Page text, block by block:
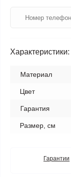
Характеристики:
Материал
Цвет
Гарантия
Размер, см
Гарантии